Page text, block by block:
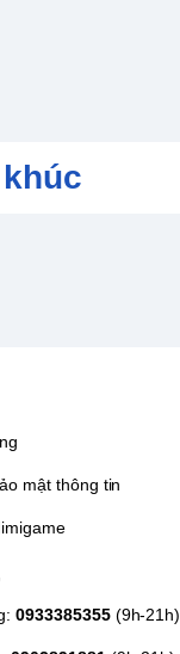
mật thông tin
0933385355(9h-21h)